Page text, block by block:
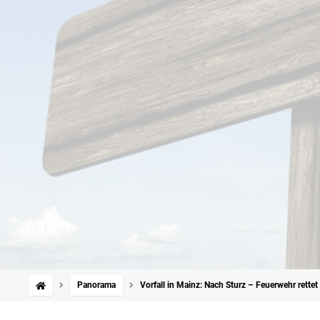
Panorama Vorfall in Mainz: Nach Sturz – Feuerwehr